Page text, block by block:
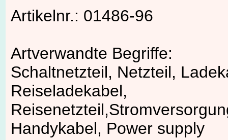
Artikelnr.: 01486-96
Artverwandte Begriffe:
Schaltnetzteil, Netzteil,
Reiseladekabel,
Handykabel, Power supply